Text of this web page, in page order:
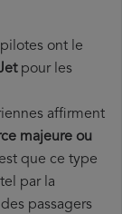
ont le
pour les
affirment
majeure ou
que ce type
par la
passagers